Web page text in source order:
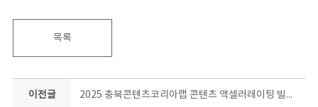
목록
이전글 2025 충북콘텐츠코리아랩 콘텐츠 액셀러레이팅 빌드 업(Build up) 컨설팅 지원기업 모집